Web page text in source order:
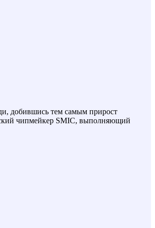
добившись тем самым прирост
чипмейкер SMIC, выполняющий